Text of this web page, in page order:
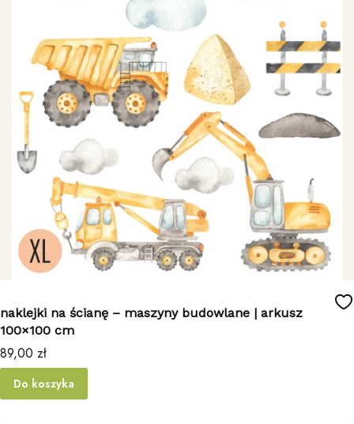
naklejki na ścianę – maszyny budowlane | arkusz
100×100 cm
Cena
89,00 zł
Do koszyka